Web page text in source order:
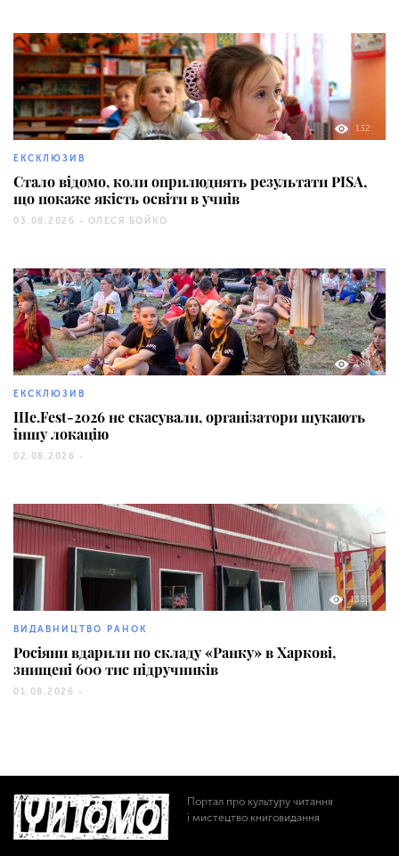
132
ЕКСКЛЮЗИВ
Стало відомо, коли оприлюднять результати PISA,
що покаже якість освіти в учнів
03.08.2026 - ОЛЕСЯ БОЙКО
140
ЕКСКЛЮЗИВ
Ше.Fest-2026 не скасували, організатори шукають
іншу локацію
02.08.2026 -
1333
ВИДАВНИЦТВО РАНОК
Росіяни вдарили по складу «Ранку» в Харкові,
знищені 600 тис підручників
01.08.2026 -
Портал про культуру читання
і мистецтво книговидання